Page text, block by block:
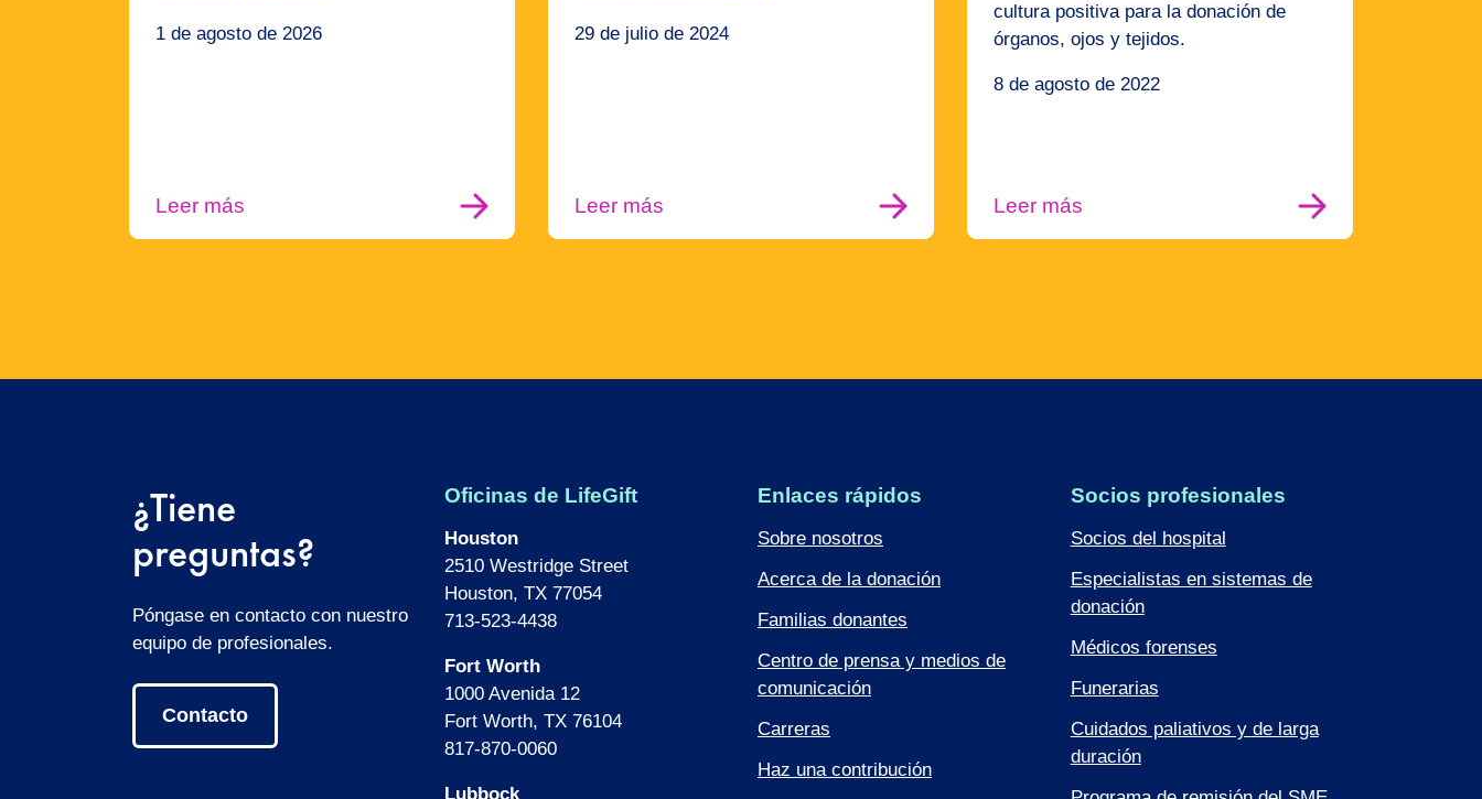
1 de agosto de 2026
Leer más
29 de julio de 2024
Leer más
cultura positiva para la donación de
órganos, ojos y tejidos.
8 de agosto de 2022
Leer más
¿Tiene
preguntas?
Póngase en contacto con nuestro
equipo de profesionales.
Contacto
Oficinas de LifeGift
Houston
2510 Westridge Street
Houston, TX 77054
713-523-4438
Fort Worth
1000 Avenida 12
Fort Worth, TX 76104
817-870-0060
Lubbock
Enlaces rápidos
Sobre nosotros
Acerca de la donación
Familias donantes
Centro de prensa y medios de
comunicación
Carreras
Haz una contribución
Socios profesionales
Socios del hospital
Especialistas en sistemas de
donación
Médicos forenses
Funerarias
Cuidados paliativos y de larga
duración